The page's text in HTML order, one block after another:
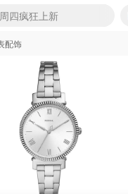
促开抢！
四疯狂上新
&OtherStories大促
75折 随时失效
独家85折
Camper额外叠85折
莱闪促！每日更新
囤！5折起+叠9折
仅€192
配饰